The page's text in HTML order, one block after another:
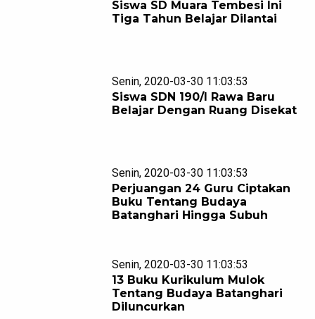
Siswa SD Muara Tembesi Ini
Tiga Tahun Belajar Dilantai
Senin, 2020-03-30 11:03:53
Siswa SDN 190/I Rawa Baru
Belajar Dengan Ruang Disekat
Senin, 2020-03-30 11:03:53
Perjuangan 24 Guru Ciptakan
Buku Tentang Budaya
Batanghari Hingga Subuh
Senin, 2020-03-30 11:03:53
13 Buku Kurikulum Mulok
Tentang Budaya Batanghari
Diluncurkan